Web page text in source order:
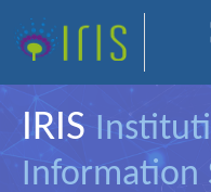
IRIS
Information